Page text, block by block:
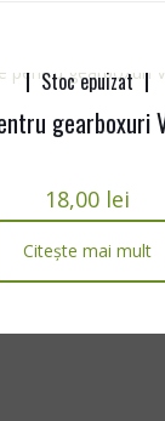
Stoc epuizat
gearboxuri
18,00 lei
Citește mai mult